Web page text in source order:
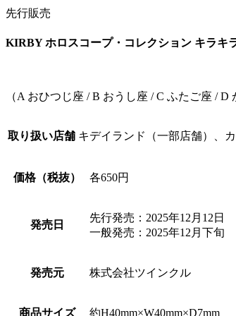
先行販売
KIRBY ホロスコープ・コレクション キラキ
（A おひつじ座 / B おうし座 / C ふたご座 /
取り扱い店舗 キデイランド（一部店舗）、
価格（税抜） 各650円
発売日
先行発売：2025年12月12日
一般発売：2025年12月下旬
発売元 株式会社ツインクル
商品サイズ 約H40mm×W40mm×D7mm